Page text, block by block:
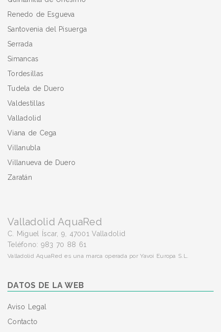
Renedo de Esgueva
Santovenia del Pisuerga
Serrada
Simancas
Tordesillas
Tudela de Duero
Valdestillas
Valladolid
Viana de Cega
Villanubla
Villanueva de Duero
Zaratán
Valladolid AquaRed
C. Miguel Íscar, 9, 47001 Valladolid
Teléfono: 983 70 88 61
Valladolid AquaRed es una marca operada por Yavoi Europa S.L.
DATOS DE LA WEB
Aviso Legal
Contacto